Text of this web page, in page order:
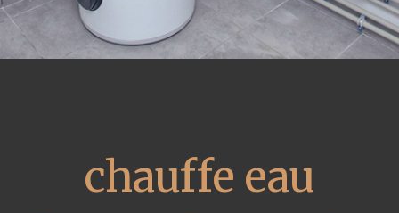
chauffe eau